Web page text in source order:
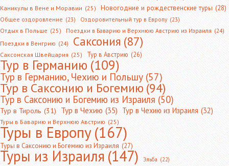
Каникулы в Вене и Моравии (25) Новогодние и рождественские туры (28)
Общее оздоровление (23) Оздоровительный тур в Европу (23)
Отдых в Польше (25) Поездки в Баварию и Верхнюю Австрию из Израиля (24)
Поездки в Венгрию (24) Саксония(87)
Саксонская Швейцария (25) Тур в Австрию (26)
Тур в Германию(109)
Тур в Германию, Чехию и Польшу (57)
Тур в Саксонию и Богемию(94)
Тур в Саксонию и Богемию из Израиля (50)
Тур в Тироль (31) Тур в Чехию (35) Тур в Чехию из Израиля (32)
Туры в Баварию и Верхнюю Австрию (25)
Туры в Европу(167)
Туры в Саксонию и Богемию из Израиля (27)
Туры из Израиля(147) Эльба (22)